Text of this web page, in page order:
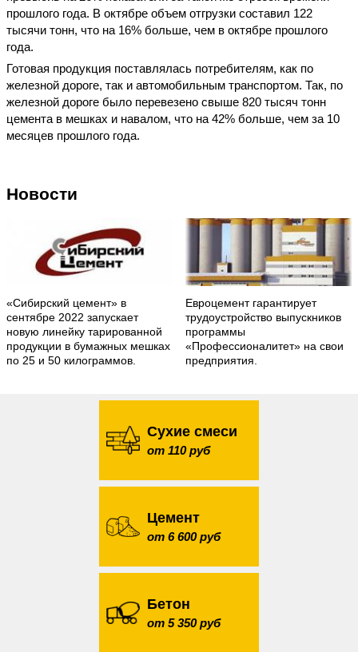
прошлого года. В октябре объем отгрузки составил 122
тысячи тонн, что на 16% больше, чем в октябре прошлого
года.
Готовая продукция поставлялась потребителям, как по
железной дороге, так и автомобильным транспортом. Так, по
железной дороге было перевезено свыше 820 тысяч тонн
цемента в мешках и навалом, что на 42% больше, чем за 10
месяцев прошлого года.
Новости
«Сибирский цемент» в
сентябре 2022 запускает
новую линейку тарированной
продукции в бумажных мешках
по 25 и 50 килограммов.
Евроцемент гарантирует
трудоустройство выпускников
программы
«Профессионалитет» на свои
предприятия.
Сухие смеси
от 110 руб
Цемент
от 6 600 руб
Бетон
от 5 350 руб